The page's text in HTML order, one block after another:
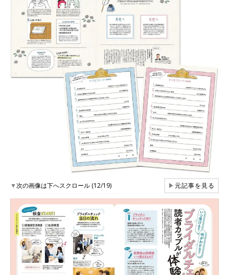
▼次の画像は下へスクロール (12/19) ▶元記事を見る